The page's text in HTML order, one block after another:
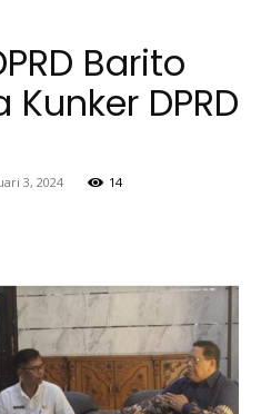
Barito
DPRD
3, 2024 14